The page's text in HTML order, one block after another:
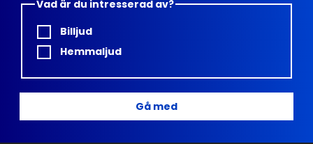
Vad är du intresserad av?
Billjud
Hemmaljud
Gå med